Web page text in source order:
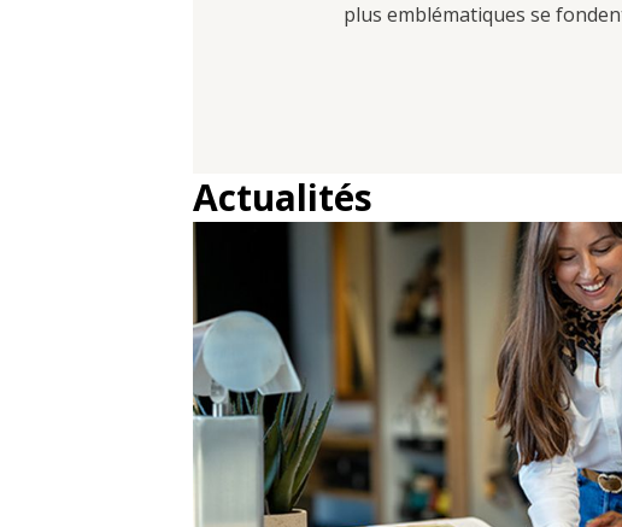
plus emblématiques se
Actualités